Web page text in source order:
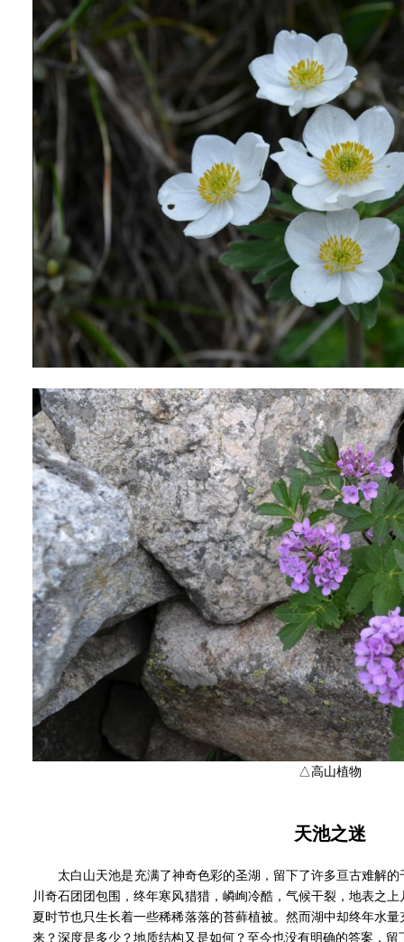
△高山植物
天池之迷
太白山天池是充满了神奇色彩的圣湖，留下了许多亘古难解的
川奇石团团包围，终年寒风猎猎，嶙峋冷酷，气候干裂，地表之
夏时节也只生长着一些稀稀落落的苔藓植被。然而湖中却终年水
来？深度是多少？地质结构又是如何？至今也没有明确的答案，留